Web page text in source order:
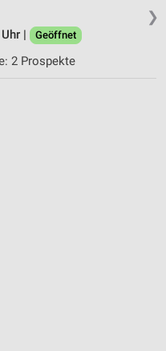
❯
|
Geöffnet
2 Prospekte